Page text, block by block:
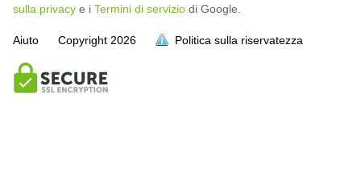
sulla privacy e i Termini di servizio di Google.
Aiuto Copyright 2026 Politica sulla riservatezza